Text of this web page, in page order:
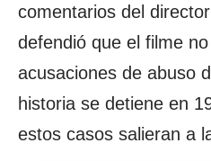
comentarios del director
defendió que el filme
acusaciones de abuso
historia se detiene en
estos casos salieran a